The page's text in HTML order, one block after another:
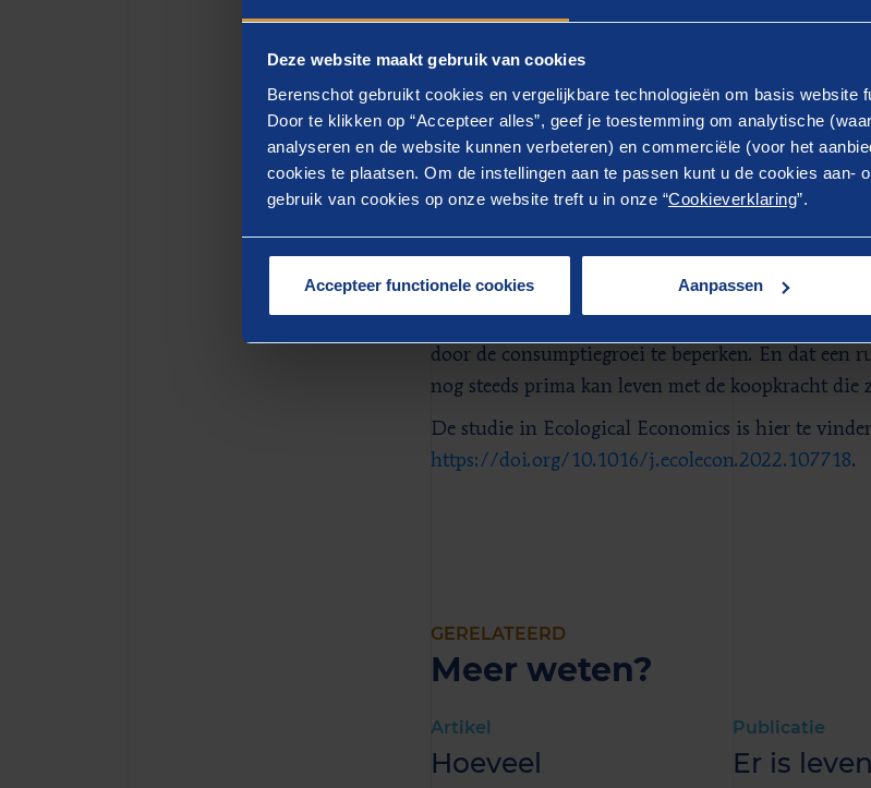
Deze website maakt gebruik van cookies
Berenschot gebruikt cookies en vergelijkbare technologieën om basis website
Door te klikken op “Accepteer alles”, geef je toestemming om analytische
analyseren en de website kunnen verbeteren) en commerciële (voor het
cookies te plaatsen. Om de instellingen aan te passen kunt u de cookies aan-
gebruik van cookies op onze website treft u in onze “Cookieverklaring”.
Accepteer functionele cookies Aanpassen
de groei.
Implicaties
De uitkomsten van de Nederlandse en Belgische
economische beleid. Het huidige beleid richt zich
maar ook de menselijke kosten. Denk aan het
het grote aantal mensen dat slaafse arbeid verricht
door de consumptiegroei te beperken. En dat een
nog steeds prima kan leven met de koopkracht die
De studie in Ecological Economics is hier te
https://doi.org/10.1016/j.ecolecon.2022.107718.
GERELATEERD
Meer weten?
Artikel
Hoeveel
Publicatie
Er is